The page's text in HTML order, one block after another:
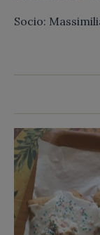
Socio: